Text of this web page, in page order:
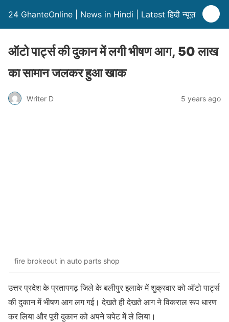
24 GhanteOnline | News in Hindi | Latest हिंदी न्यूज़
ऑटो पार्ट्स की दुकान में लगी भीषण आग, 50 लाख
का सामान जलकर हुआ खाक
Writer D 5 years ago
fire brokeout in auto parts shop
उत्तर प्रदेश के प्रतापगढ़ जिले के बलीपुर इलाके में शुक्रवार को ऑटो पार्ट्स
की दुकान में भीषण आग लग गई। देखते ही देखते आग ने विकराल रूप धारण
कर लिया और पूरी दुकान को अपने चपेट में ले लिया।